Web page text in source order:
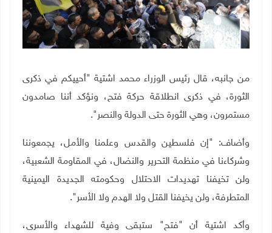
من جانبه، قال رئيس الوزراء محمد اشتية "أحييكم في ذكرى
الثورة، في ذكرى انطلاقة حركة فتح، ونؤكد أننا صامدون
مستمرون، وهي الثورة حتى الدولة والنصر".
وأضاف: "إن فلسطين والقدس وعلمنا والأمل، يجمعوننا
وشركاءنا في منظمة التحرير والنضال، في المقاومة الشعبية،
ولن تخيفنا تهديدات الاحتلال وحكومته الجديدة اليمينية
المتطرفة، ولن يخيفنا القتل ولا الهدم ولا الأسر".
وأكد اشتية أن "فتح" ستبقى وفية للشهداء والأسرى،